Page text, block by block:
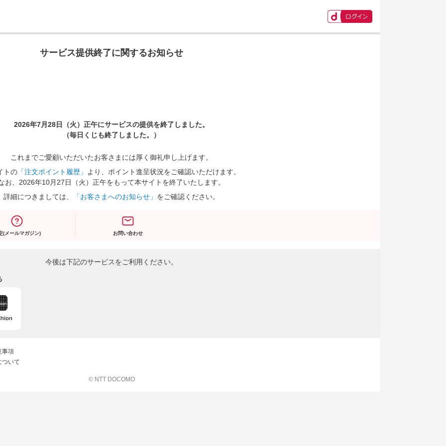
サービス提供終了に関するお知らせ
2026年7月28日（火）正午にサービスの提供を終了しました。
（毎日くじも終了しました。）
これまでご愛顧いただいたお客さまには厚く御礼申し上げます。
トの 「注文ポイント履歴」
より、ポイント進呈状況をご確認いただけます。
お、2026年10月27日（火）正午をもって本サイトを終了いたします。
詳細につきましては、
「お客さまへのお知らせ」 をご確認ください。
(メールマガジン) お問い合わせ
今後は下記のサービスをご利用ください。
事項
ついて
© NTT DOCOMO